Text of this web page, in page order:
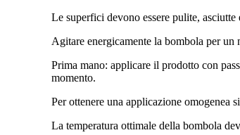
Le superfici devono essere pulite,
Agitare energicamente la bombola per
Prima mano: applicare il prodotto con
momento.
Per ottenere una applicazione omogenea
La temperatura ottimale della bombola